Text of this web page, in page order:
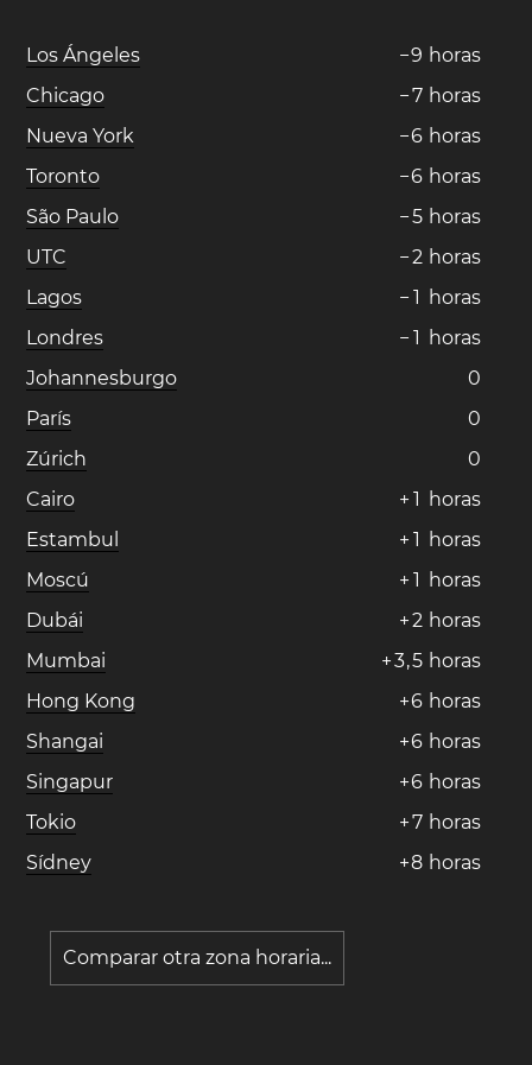
Los Ángeles −9 horas
Chicago
−7 horas
Nueva York
−6 horas
Toronto
−6 horas
São Paulo
−5 horas
UTC
−2 horas
Lagos
− 1 horas
Londres
− 1 horas
Johannesburgo
0
París
0
Zúrich
0
Cairo
+ 1 horas
Estambul
+ 1 horas
Moscú
+ 1 horas
Dubái
+2 horas
Mumbai
+3,5 horas
Hong Kong
+6 horas
Shangai
+6 horas
Singapur
+6 horas
Tokio
+7 horas
Sídney
+8 horas
Comparar otra zona horaria...